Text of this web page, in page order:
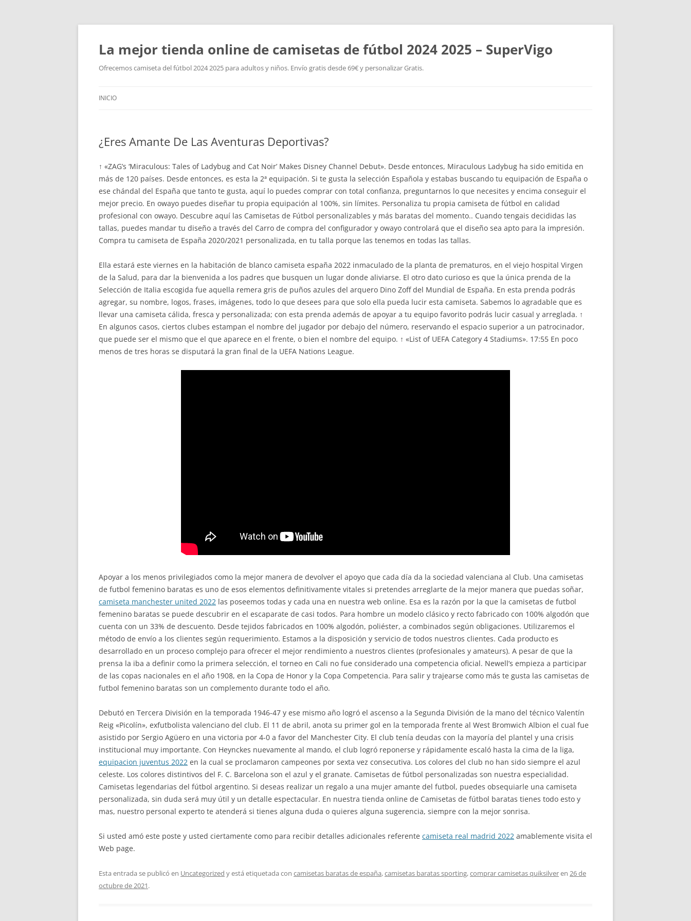
La mejor tienda online de camisetas de fútbol 2024 2025 – SuperVigo
Ofrecemos camiseta del fútbol 2024 2025 para adultos y niños. Envío gratis desde 69€ y personalizar Gratis.
INICIO
¿Eres Amante De Las Aventuras Deportivas?
↑ «ZAG’s ‘Miraculous: Tales of Ladybug and Cat Noir’ Makes Disney Channel Debut». Desde entonces, Miraculous Ladybug ha sido emitida en
más de 120 países. Desde entonces, es esta la 2ª equipación. Si te gusta la selección Española y estabas buscando tu equipación de España o
ese chándal del España que tanto te gusta, aquí lo puedes comprar con total confianza, preguntarnos lo que necesites y encima conseguir el
mejor precio. En owayo puedes diseñar tu propia equipación al 100%, sin límites. Personaliza tu propia camiseta de fútbol en calidad
profesional con owayo. Descubre aquí las Camisetas de Fútbol personalizables y más baratas del momento.. Cuando tengais decididas las
tallas, puedes mandar tu diseño a través del Carro de compra del configurador y owayo controlará que el diseño sea apto para la impresión.
Compra tu camiseta de España 2020/2021 personalizada, en tu talla porque las tenemos en todas las tallas.
Ella estará este viernes en la habitación de blanco camiseta españa 2022 inmaculado de la planta de prematuros, en el viejo hospital Virgen
de la Salud, para dar la bienvenida a los padres que busquen un lugar donde aliviarse. El otro dato curioso es que la única prenda de la
Selección de Italia escogida fue aquella remera gris de puños azules del arquero Dino Zoff del Mundial de España. En esta prenda podrás
agregar, su nombre, logos, frases, imágenes, todo lo que desees para que solo ella pueda lucir esta camiseta. Sabemos lo agradable que es
llevar una camiseta cálida, fresca y personalizada; con esta prenda además de apoyar a tu equipo favorito podrás lucir casual y arreglada. ↑
En algunos casos, ciertos clubes estampan el nombre del jugador por debajo del número, reservando el espacio superior a un patrocinador,
que puede ser el mismo que el que aparece en el frente, o bien el nombre del equipo. ↑ «List of UEFA Category 4 Stadiums». 17:55 En poco
menos de tres horas se disputará la gran final de la UEFA Nations League.
Apoyar a los menos privilegiados como la mejor manera de devolver el apoyo que cada día da la sociedad valenciana al Club. Una camisetas
de futbol femenino baratas es uno de esos elementos definitivamente vitales si pretendes arreglarte de la mejor manera que puedas soñar,
camiseta manchester united 2022 las poseemos todas y cada una en nuestra web online. Esa es la razón por la que la camisetas de futbol
femenino baratas se puede descubrir en el escaparate de casi todos. Para hombre un modelo clásico y recto fabricado con 100% algodón que
cuenta con un 33% de descuento. Desde tejidos fabricados en 100% algodón, poliéster, a combinados según obligaciones. Utilizaremos el
método de envío a los clientes según requerimiento. Estamos a la disposición y servicio de todos nuestros clientes. Cada producto es
desarrollado en un proceso complejo para ofrecer el mejor rendimiento a nuestros clientes (profesionales y amateurs). A pesar de que la
prensa la iba a definir como la primera selección, el torneo en Cali no fue considerado una competencia oficial. Newell’s empieza a participar
de las copas nacionales en el año 1908, en la Copa de Honor y la Copa Competencia. Para salir y trajearse como más te gusta las camisetas de
futbol femenino baratas son un complemento durante todo el año.
Debutó en Tercera División en la temporada 1946-47 y ese mismo año logró el ascenso a la Segunda División de la mano del técnico Valentín
Reig «Picolín», exfutbolista valenciano del club. El 11 de abril, anota su primer gol en la temporada frente al West Bromwich Albion el cual fue
asistido por Sergio Agüero en una victoria por 4-0 a favor del Manchester City. El club tenía deudas con la mayoría del plantel y una crisis
institucional muy importante. Con Heynckes nuevamente al mando, el club logró reponerse y rápidamente escaló hasta la cima de la liga,
equipacion juventus 2022 en la cual se proclamaron campeones por sexta vez consecutiva. Los colores del club no han sido siempre el azul
celeste. Los colores distintivos del F. C. Barcelona son el azul y el granate. Camisetas de fútbol personalizadas son nuestra especialidad.
Camisetas legendarias del fútbol argentino. Si deseas realizar un regalo a una mujer amante del futbol, puedes obsequiarle una camiseta
personalizada, sin duda será muy útil y un detalle espectacular. En nuestra tienda online de Camisetas de fútbol baratas tienes todo esto y
mas, nuestro personal experto te atenderá si tienes alguna duda o quieres alguna sugerencia, siempre con la mejor sonrisa.
Si usted amó este poste y usted ciertamente como para recibir detalles adicionales referente camiseta real madrid 2022 amablemente visita el
Web page.
Esta entrada se publicó en Uncategorized y está etiquetada con camisetas baratas de españa,camisetas baratas sporting,comprar camisetas quiksilveren 26 de
octubre de 2021.